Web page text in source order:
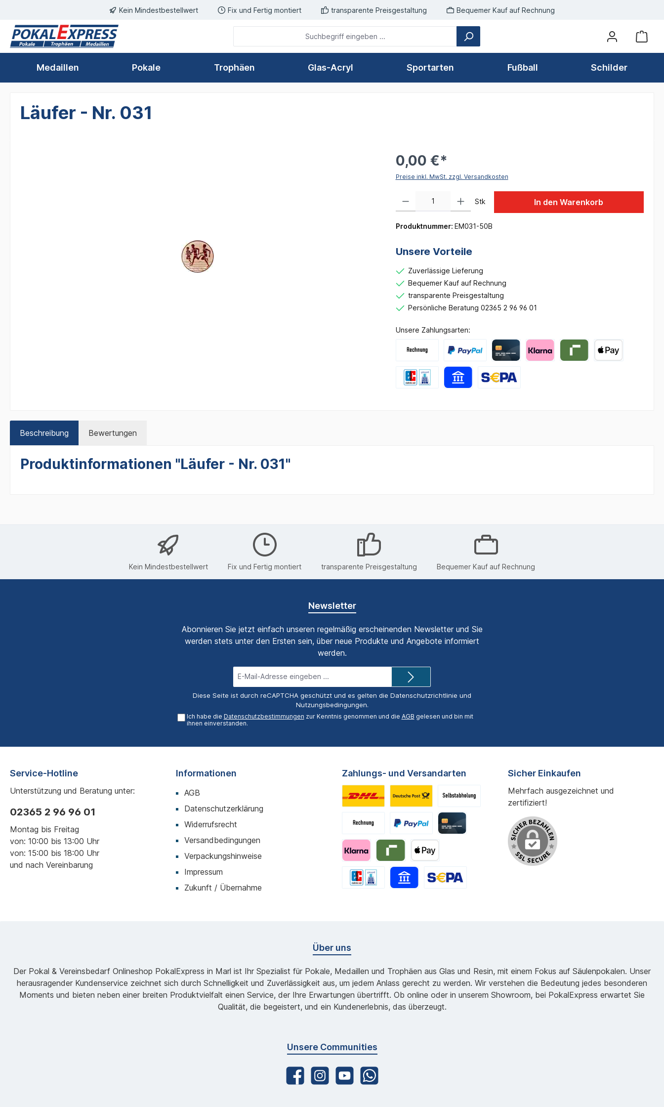
Zur Hauptnavigation springenKein Mindestbestellwert Fix und Fertig montiert transparente Preisgestaltung Bequemer Kauf auf Rechnung
Medaillen Pokale Trophäen Glas-Acryl Sportarten Fußball Schilder
Läufer - Nr. 031
0,00 €*
Preise inkl. MwSt. zzgl. Versandkosten
Stk In den Warenkorb
Produktnummer: EM031-50B
Unsere Vorteile
Zuverlässige Lieferung
Bequemer Kauf auf Rechnung
transparente Preisgestaltung
Persönliche Beratung 02365 2 96 96 01
Unsere Zahlungsarten:
Beschreibung Bewertungen
Produktinformationen "Läufer - Nr. 031"
Kein Mindestbestellwert Fix und Fertig montiert transparente Preisgestaltung Bequemer Kauf auf Rechnung
Newsletter
Abonnieren Sie jetzt einfach unseren regelmäßig erscheinenden Newsletter und Sie
werden stets unter den Ersten sein, über neue Produkte und Angebote informiert
werden.
Mail-
Adresse*
Diese Seite ist durch reCAPTCHA geschützt und es gelten die Datenschutzrichtlinie und
Nutzungsbedingungen.
Ich habe die Datenschutzbestimmungen zur Kenntnis genommen und die AGB gelesen und bin mit
ihnen einverstanden.
Service-Hotline
Unterstützung und Beratung unter:
02365 2 96 96 01
Montag bis Freitag
von: 10:00 bis 13:00 Uhr
von: 15:00 bis 18:00 Uhr
und nach Vereinbarung
Informationen
AGB
Datenschutzerklärung
Widerrufsrecht
Versandbedingungen
Verpackungshinweise
Impressum
Zukunft / Übernahme
Zahlungs- und Versandarten Sicher Einkaufen
Mehrfach ausgezeichnet und
zertifiziert!
Über uns
Der Pokal & Vereinsbedarf Onlineshop PokalExpress in Marl ist Ihr Spezialist für Pokale, Medaillen und Trophäen aus Glas und Resin, mit einem Fokus auf Säulenpokalen. Unser
herausragender Kundenservice zeichnet sich durch Schnelligkeit und Zuverlässigkeit aus, um jedem Anlass gerecht zu werden. Wir verstehen die Bedeutung jedes besonderen
Moments und bieten neben einer breiten Produktvielfalt einen Service, der Ihre Erwartungen übertrifft. Ob online oder in unserem Showroom, bei PokalExpress erwartet Sie
Qualität, die begeistert, und ein Kundenerlebnis, das überzeugt.
Unsere Communities